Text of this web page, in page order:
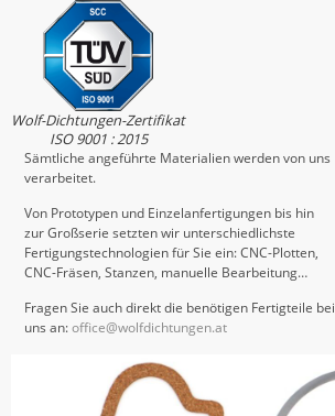
Wolf-Dichtungen-Zertifikat
ISO 9001 : 2015
Sämtliche angeführte Materialien werden von uns
verarbeitet.
Von Prototypen und Einzelanfertigungen bis hin
zur Großserie setzten wir unterschiedlichste
Fertigungstechnologien für Sie ein: CNC-Plotten,
CNC-Fräsen, Stanzen, manuelle Bearbeitung…
Fragen Sie auch direkt die benötigen Fertigteile bei
uns an:office@wolfdichtungen.at